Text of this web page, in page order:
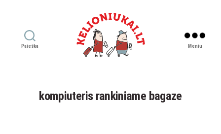
Kelioniukai
Meniu
kompiuteris rankiniame bagaze
Paieška